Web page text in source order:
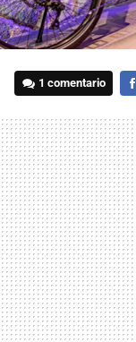
1 comentario